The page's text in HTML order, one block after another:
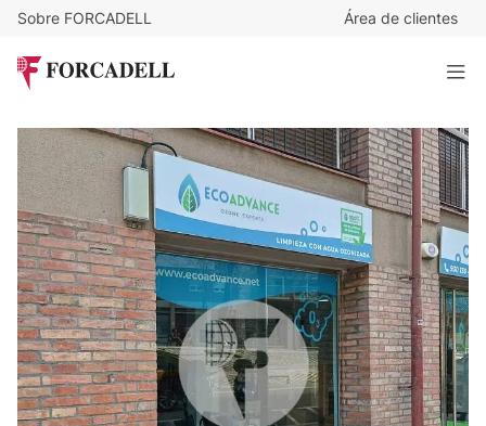
Sobre FORCADELL Área de clientes
Amplio local comercial con gran fachada y excelente
visibilidad junto a Metro Alfons X – Gràcia